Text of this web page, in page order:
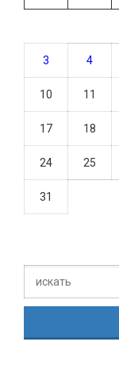
3 4
10 11
17 18
24 25
31